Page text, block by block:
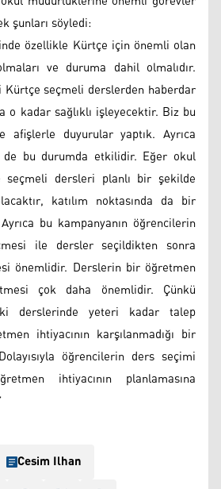
şunları söyledi:
özellikle Kürtçe için önemli olan
ve duruma dahil olmalıdır.
seçmeli derslerden haberdar
o kadar sağlıklı işleyecektir. Biz bu
afişlerle duyurular yaptık. Ayrıca
bu durumda etkilidir. Eğer okul
dersleri planlı bir şekilde
katılım noktasında da bir
bu kampanyanın öğrencilerin
ile dersler seçildikten sonra
önemlidir. Derslerin bir öğretmen
çok daha önemlidir. Çünkü
derslerinde yeteri kadar talep
ihtiyacının karşılanmadığı bir
öğrencilerin ders seçimi
ihtiyacının planlamasına
Cesim Ilhan